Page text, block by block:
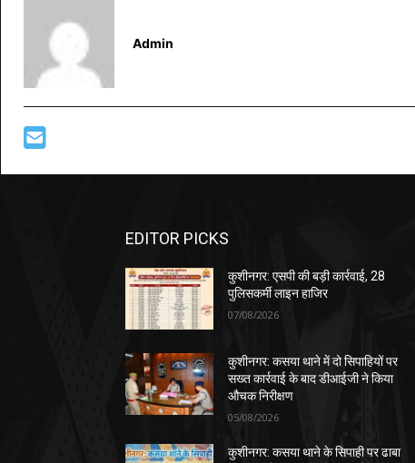
Admin
EDITOR PICKS
कुशीनगर: एसपी की बड़ी कार्रवाई, 28
पुलिसकर्मी लाइन हाजिर
07/08/2026
कुशीनगर: कसया थाने में दो सिपाहियों पर
सख्त कार्रवाई के बाद डीआईजी ने किया
औचक निरीक्षण
05/08/2026
कुशीनगर: कसया थाने के सिपाही पर ढाबा